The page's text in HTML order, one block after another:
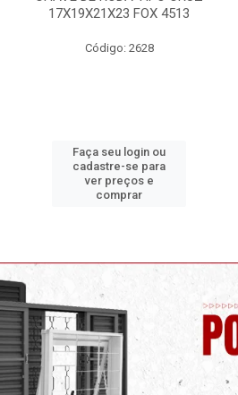
MAXI RUBBER
Código: 9820 B
Faça seu login ou
cadastre-se para
ver preços e
comprar